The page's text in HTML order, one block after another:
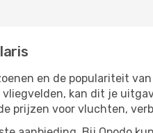
en de populariteit
kan dit je
prijzen voor vluchten,